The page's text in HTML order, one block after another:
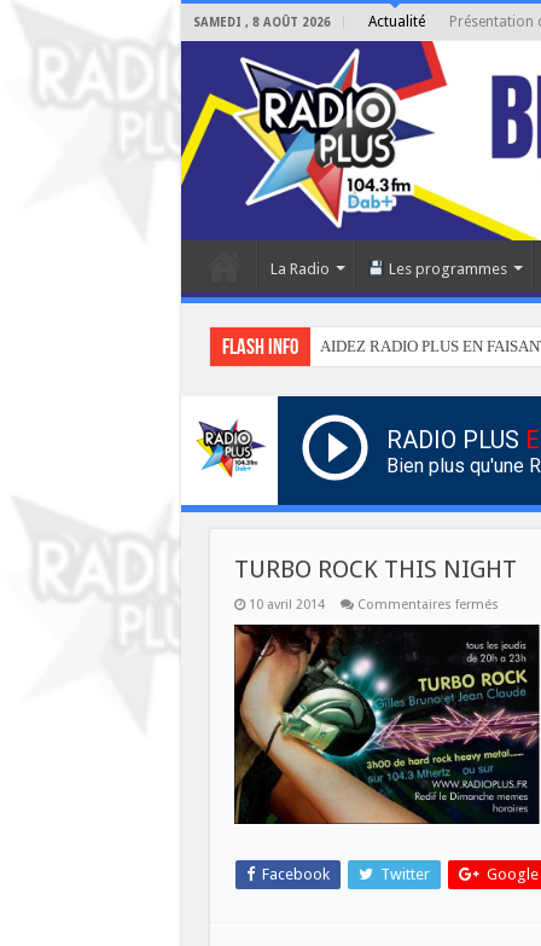
SAMEDI , 8 AOÛT 2026 Actualité Présentation
La Radio Les programmes
Flash info AIDEZ RADIO PLUS EN
RADIO PLUS
Bien plus qu'une
TURBO ROCK THIS NIGHT
10 avril 2014 Commentaires ferméssur
THIS
NIGHT
Facebook Twitter Google